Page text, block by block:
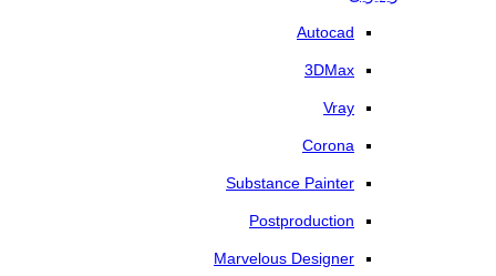
Autocad
3DMax
Vray
Corona
Substance Painter
Postproduction
Marvelous Designer